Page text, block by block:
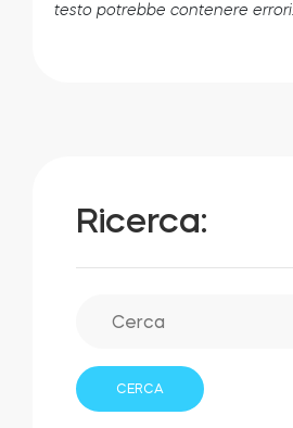
testo potrebbe contenere errori.
Ricerca: